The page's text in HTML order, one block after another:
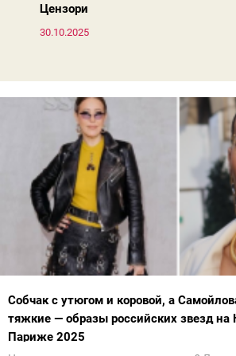
Цензори
30.10.2025
Собчак с утюгом и коровой, а
тяжкие — образы российских звезд
Париже 2025